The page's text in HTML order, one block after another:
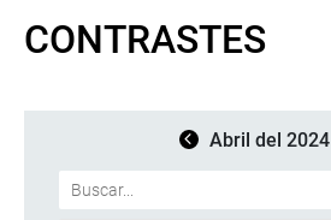
CONTRASTES
Abril del 2024